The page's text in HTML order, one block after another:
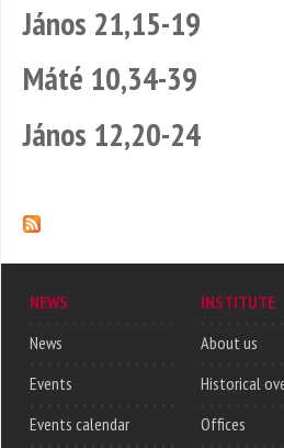
János 21,15-19
Máté 10,34-39
János 12,20-24
NEWS
News
Events
Events calendar
INSTITUTE
About us
Historical
Offices